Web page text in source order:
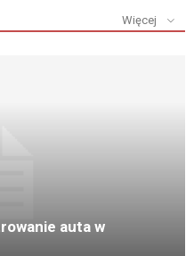
Więcej
auta w